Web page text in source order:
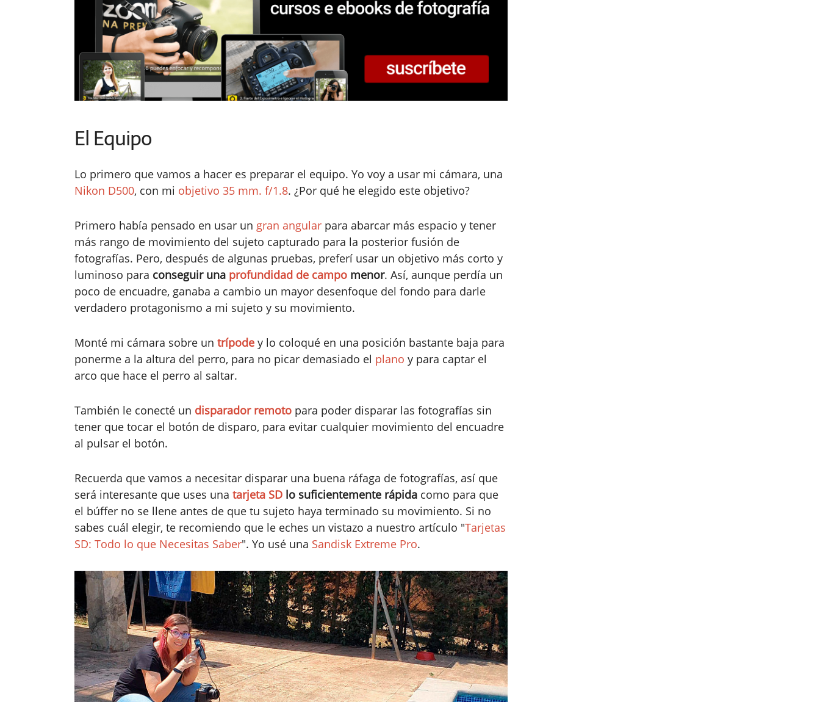
El Equipo
Lo primero que vamos a hacer es preparar el equipo. Yo voy a usar mi cámara, una
Nikon D500, con mi objetivo 35 mm. f/1.8. ¿Por qué he elegido este objetivo?
Primero había pensado en usar un gran angular para abarcar más espacio y tener
más rango de movimiento del sujeto capturado para la posterior fusión de
fotografías. Pero, después de algunas pruebas, preferí usar un objetivo más corto y
luminoso para conseguir una profundidad de campo menor. Así, aunque perdía un
poco de encuadre, ganaba a cambio un mayor desenfoque del fondo para darle
verdadero protagonismo a mi sujeto y su movimiento.
Monté mi cámara sobre un trípode y lo coloqué en una posición bastante baja para
ponerme a la altura del perro, para no picar demasiado el plano y para captar el
arco que hace el perro al saltar.
También le conecté un disparador remoto para poder disparar las fotografías sin
tener que tocar el botón de disparo, para evitar cualquier movimiento del encuadre
al pulsar el botón.
Recuerda que vamos a necesitar disparar una buena ráfaga de fotografías, así que
será interesante que uses una tarjeta SD lo suficientemente rápida como para que
el búffer no se llene antes de que tu sujeto haya terminado su movimiento. Si no
sabes cuál elegir, te recomiendo que le eches un vistazo a nuestro artículo "Tarjetas
SD: Todo lo que Necesitas Saber". Yo usé una Sandisk Extreme Pro.